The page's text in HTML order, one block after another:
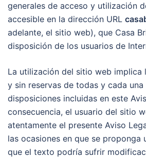
generales de acceso y utilización
accesible en la dirección URL
adelante, el sitio web), que Casa
disposición de los usuarios de
La utilización del sitio web implica
y sin reservas de todas y cada una
disposiciones incluidas en este
consecuencia, el usuario del sitio
atentamente el presente Aviso
las ocasiones en que se proponga
que el texto podría sufrir